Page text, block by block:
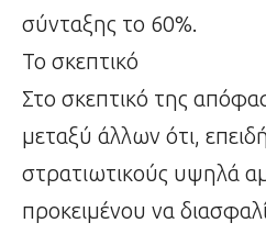
σύνταξης το 60%.
Το σκεπτικό
Στο σκεπτικό της
μεταξύ άλλων ότι,
στρατιωτικούς υψηλά
προκειμένου να